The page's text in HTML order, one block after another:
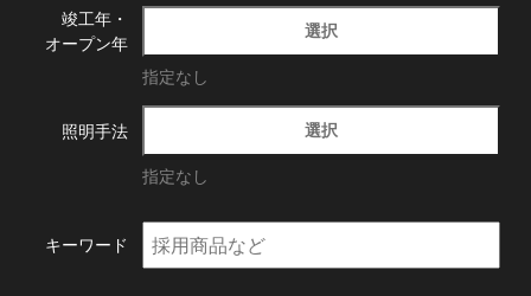
竣工年・
オープン年
選択
指定なし
照明手法 選択
指定なし
キーワード